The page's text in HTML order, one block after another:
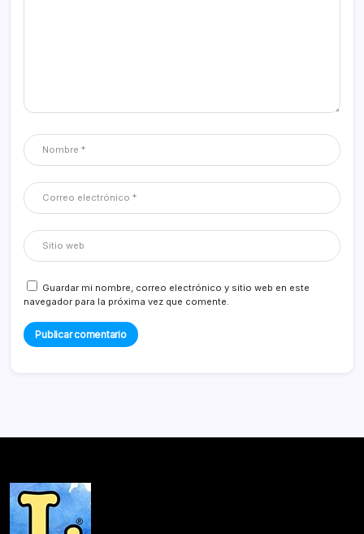
Guardar mi nombre, correo electrónico y sitio web en este
navegador para la próxima vez que comente.